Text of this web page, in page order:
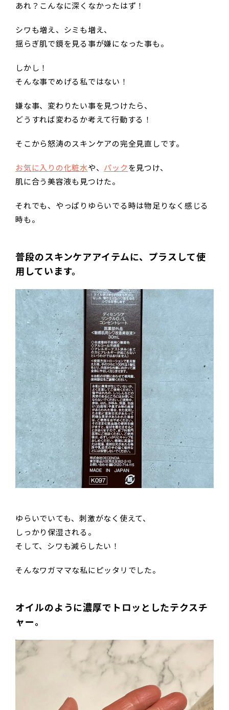
あれ？こんなに深くなかったはず！
シワも増え、シミも増え、
揺らぎ肌で鏡を見る事が嫌になった事も。
しかし！
そんな事でめげる私ではない！
嫌な事、変わりたい事を見つけたら、
どうすれば変わるか考えて行動する！
そこから怒涛のスキンケアの完全見直しです。
お気に入りの化粧水や、 パックを見つけ、
肌に合う美容液も見つけた。
それでも、やっぱりゆらいでる時は物足りなく感じる
時も。
普段のスキンケアアイテムに、プラスして使
用しています。
ゆらいでいても、刺激がなく使えて、
しっかり保湿される。
そして、シワも減らしたい！
そんなワガママな私にピッタリでした。
オイルのように濃厚でトロッとしたテクスチ
ャー。